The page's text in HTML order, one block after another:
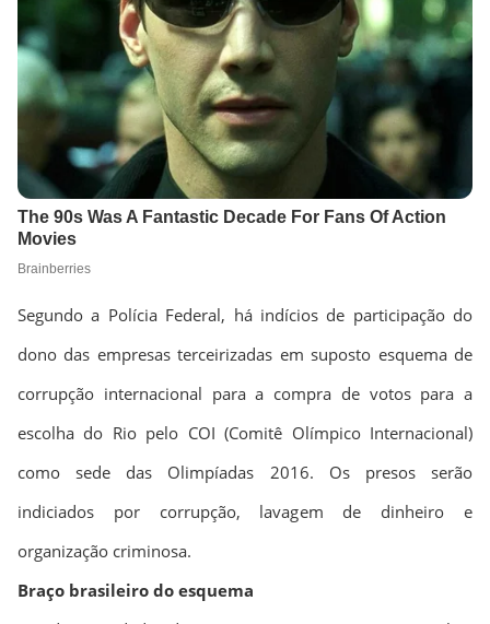
Segundo a Polícia Federal, há indícios de participação do
dono das empresas terceirizadas em suposto esquema de
corrupção internacional para a compra de votos para a
escolha do Rio pelo COI (Comitê Olímpico Internacional)
como sede das Olimpíadas 2016. Os presos serão
indiciados por corrupção, lavagem de dinheiro e
organização criminosa.
Braço brasileiro do esquema